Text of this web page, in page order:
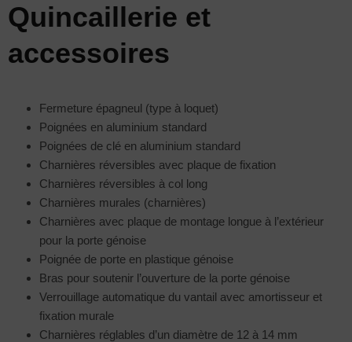
Quincaillerie et
accessoires
Fermeture épagneul (type à loquet)
Poignées en aluminium standard
Poignées de clé en aluminium standard
Charnières réversibles avec plaque de fixation
Charnières réversibles à col long
Charnières murales (charnières)
Charnières avec plaque de montage longue à l’extérieur
pour la porte génoise
Poignée de porte en plastique génoise
Bras pour soutenir l’ouverture de la porte génoise
Verrouillage automatique du vantail avec amortisseur et
fixation murale
Charnières réglables d’un diamètre de 12 à 14 mm